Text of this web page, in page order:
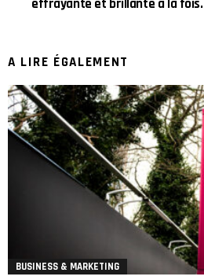
effrayante et brillante à la fois.
A LIRE ÉGALEMENT
BUSINESS & MARKETING